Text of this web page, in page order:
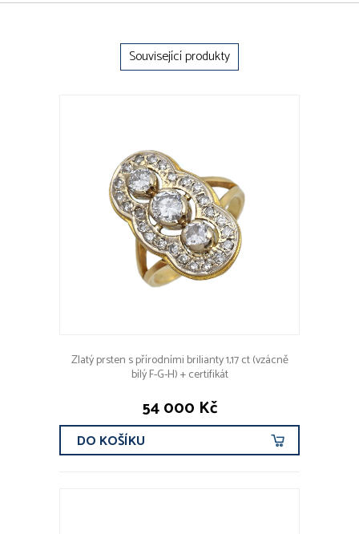
Související produkty
Zlatý prsten s přírodními brilianty 1,17 ct (vzácně
bílý F-G-H) + certifikát
54 000 Kč
DO KOŠÍKU